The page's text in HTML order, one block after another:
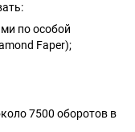
по особой
Faper);
7500 оборотов в